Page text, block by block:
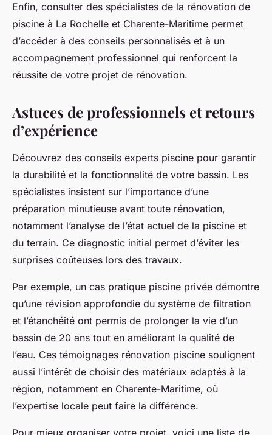
Enfin, consulter des spécialistes de la rénovation de
piscine à La Rochelle et Charente-Maritime permet
d’accéder à des conseils personnalisés et à un
accompagnement professionnel qui renforcent la
réussite de votre projet de rénovation.
Astuces de professionnels et retours
d’expérience
Découvrez des conseils experts piscine pour garantir
la durabilité et la fonctionnalité de votre bassin. Les
spécialistes insistent sur l’importance d’une
préparation minutieuse avant toute rénovation,
notamment l’analyse de l’état actuel de la piscine et
du terrain. Ce diagnostic initial permet d’éviter les
surprises coûteuses lors des travaux.
Par exemple, un cas pratique piscine privée démontre
qu’une révision approfondie du système de filtration
et l’étanchéité ont permis de prolonger la vie d’un
bassin de 20 ans tout en améliorant la qualité de
l’eau. Ces témoignages rénovation piscine soulignent
aussi l’intérêt de choisir des matériaux adaptés à la
région, notamment en Charente-Maritime, où
l’expertise locale peut faire la différence.
Pour mieux organiser votre projet, voici une liste de